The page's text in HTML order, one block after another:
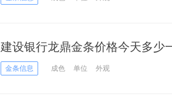
建设银行龙鼎金条价格今天多少
金条信息 成色 单位 外观